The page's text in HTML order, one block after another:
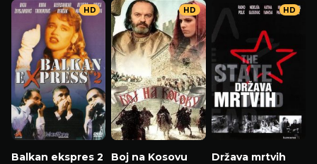
Balkan ekspres 2
HD
Boj na Kosovu
HD
Država mrtvih
HD